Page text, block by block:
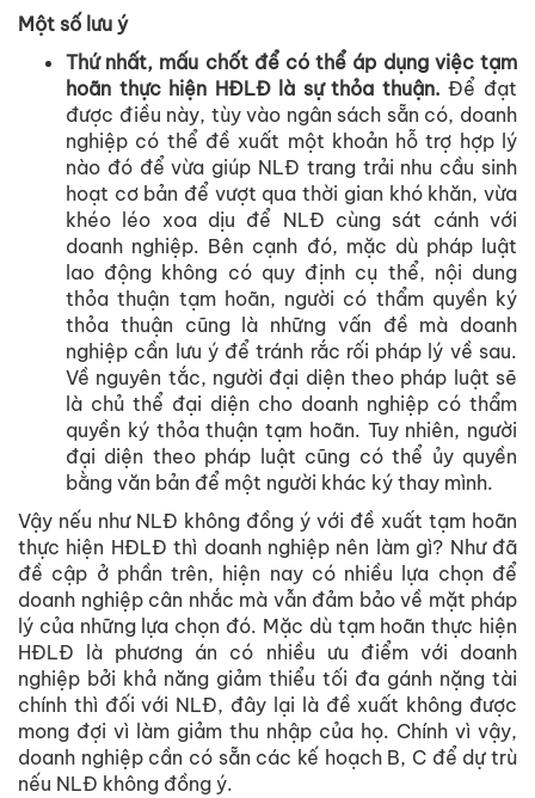
Một số lưu ý
Thứ nhất, mấu chốt để có thể áp dụng việc tạm
hoãn thực hiện HĐLĐ là sự thỏa thuận.Để đạt
được điều này, tùy vào ngân sách sẵn có, doanh
nghiệp có thể đề xuất một khoản hỗ trợ hợp lý
nào đó để vừa giúp NLĐ trang trải nhu cầu sinh
hoạt cơ bản để vượt qua thời gian khó khăn, vừa
khéo léo xoa dịu để NLĐ cùng sát cánh với
doanh nghiệp. Bên cạnh đó, mặc dù pháp luật
lao động không có quy định cụ thể, nội dung
thỏa thuận tạm hoãn, người có thẩm quyền ký
thỏa thuận cũng là những vấn đề mà doanh
nghiệp cần lưu ý để tránh rắc rối pháp lý về sau.
Về nguyên tắc, người đại diện theo pháp luật sẽ
là chủ thể đại diện cho doanh nghiệp có thẩm
quyền ký thỏa thuận tạm hoãn. Tuy nhiên, người
đại diện theo pháp luật cũng có thể ủy quyền
bằng văn bản để một người khác ký thay mình.
Vậy nếu như NLĐ không đồng ý với đề xuất tạm hoãn
thực hiện HĐLĐ thì doanh nghiệp nên làm gì? Như đã
đề cập ở phần trên, hiện nay có nhiều lựa chọn để
doanh nghiệp cân nhắc mà vẫn đảm bảo về mặt pháp
lý của những lựa chọn đó. Mặc dù tạm hoãn thực hiện
HĐLĐ là phương án có nhiều ưu điểm với doanh
nghiệp bởi khả năng giảm thiểu tối đa gánh nặng tài
chính thì đối với NLĐ, đây lại là đề xuất không được
mong đợi vì làm giảm thu nhập của họ. Chính vì vậy,
doanh nghiệp cần có sẵn các kế hoạch B, C để dự trù
nếu NLĐ không đồng ý.